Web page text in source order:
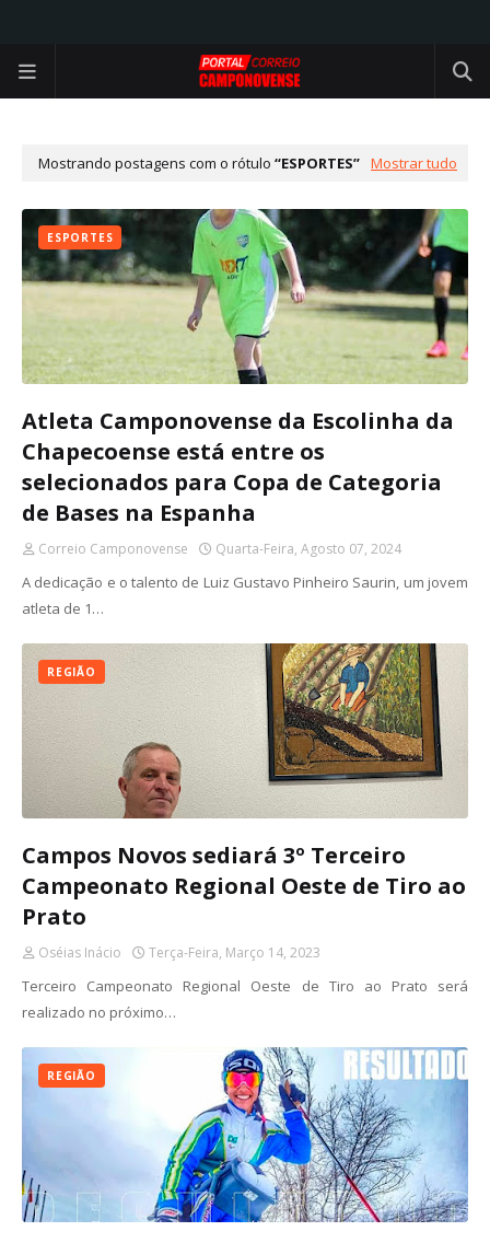
Mostrando postagens com o rótulo ESPORTES Mostrar tudo
ESPORTES
Atleta Camponovense da Escolinha da
Chapecoense está entre os
selecionados para Copa de Categoria
de Bases na Espanha
Correio Camponovense Quarta-Feira, Agosto 07, 2024
A dedicação e o talento de Luiz Gustavo Pinheiro Saurin, um jovem
atleta de 1…
REGIÃO
Campos Novos sediará 3º Terceiro
Campeonato Regional Oeste de Tiro ao
Prato
Oséias Inácio Terça-Feira, Março 14, 2023
Terceiro Campeonato Regional Oeste de Tiro ao Prato será
realizado no próximo…
REGIÃO